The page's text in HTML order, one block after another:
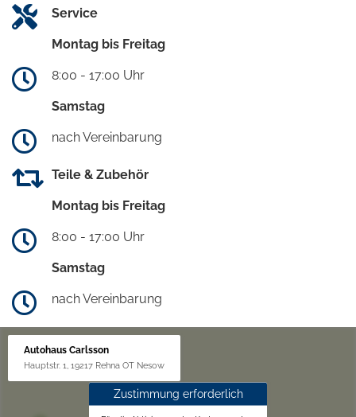
Service
Montag bis Freitag
8:00 - 17:00 Uhr
Samstag
nach Vereinbarung
Teile & Zubehör
Montag bis Freitag
8:00 - 17:00 Uhr
Samstag
nach Vereinbarung
Autohaus Carlsson
Hauptstr. 1, 19217 Rehna OT Nesow
Zustimmung erforderlich